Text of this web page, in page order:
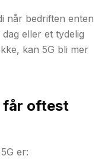
når bedriften enten
eller et tydelig
kan 5G bli mer
får oftest
er: